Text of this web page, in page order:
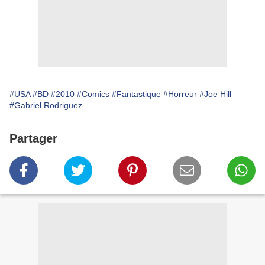
#USA #BD #2010 #Comics #Fantastique #Horreur #Joe Hill
#Gabriel Rodriguez
Partager